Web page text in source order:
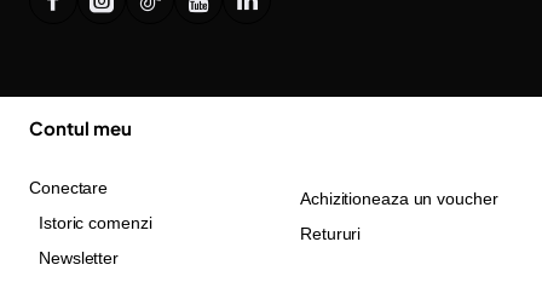
Contul meu
Conectare
Istoric comenzi
Newsletter
Achizitioneaza un voucher
Retururi